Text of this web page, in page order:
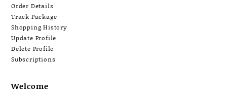
Order Details
Track Package
Shopping History
Update Profile
Delete Profile
Subscriptions
Welcome